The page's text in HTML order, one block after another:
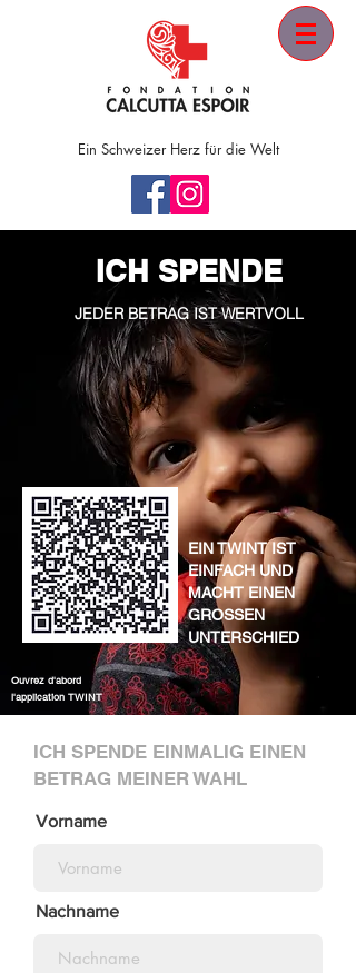
Ein SchweizerHerz für die Welt
ICH SPENDE
JEDER BETRAG IST WERTVOLL
EIN TWINT IST
EINFACH UND
MACHT EINEN
GROSSEN
UNTERSCHIED
Ouvrez d'abord
l'application TWINT
ICH SPENDE EINMALIG EINEN
BETRAG MEINER WAHL
Vorname
Nachname